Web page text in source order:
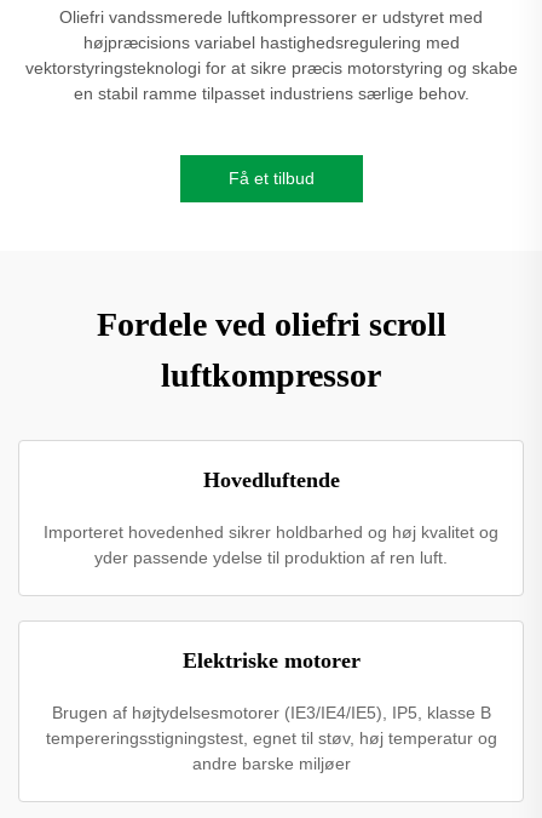
Oliefri vandssmerede luftkompressorer er udstyret med
højpræcisions variabel hastighedsregulering med
vektorstyringsteknologi for at sikre præcis motorstyring og skabe
en stabil ramme tilpasset industriens særlige behov.
Få et tilbud
Fordele ved oliefri scroll
luftkompressor
Hovedluftende
Importeret hovedenhed sikrer holdbarhed og høj kvalitet og
yder passende ydelse til produktion af ren luft.
Elektriske motorer
Brugen af højtydelsesmotorer (IE3/IE4/IE5), IP5, klasse B
tempereringsstigningstest, egnet til støv, høj temperatur og
andre barske miljøer